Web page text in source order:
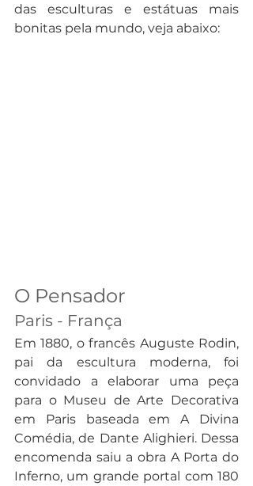
das esculturas e estátuas mais
bonitas pela mundo, veja abaixo:
O Pensador
Paris - França
Em 1880, o francês Auguste Rodin,
pai da escultura moderna, foi
convidado a elaborar uma peça
para o Museu de Arte Decorativa
em Paris baseada em A Divina
Comédia, de Dante Alighieri. Dessa
encomenda saiu a obra A Porta do
Inferno, um grande portal com 180